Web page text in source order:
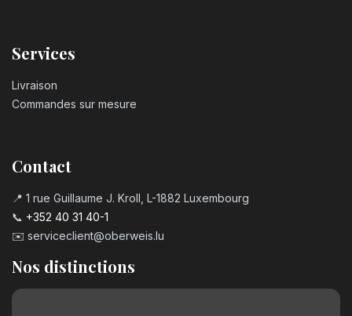
Services
Livraison
Commandes sur mesure
Contact
📍 1 rue Guillaume J. Kroll, L-1882 Luxembourg
📞 +352 40 31 40-1
✉️ serviceclient@oberweis.lu
Nos distinctions